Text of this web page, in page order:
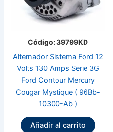
Código: 39799KD
Alternador Sistema Ford 12
Volts 130 Amps Serie 3G
Ford Contour Mercury
Cougar Mystique ( 96Bb-
10300-Ab )
Añadir al carrito